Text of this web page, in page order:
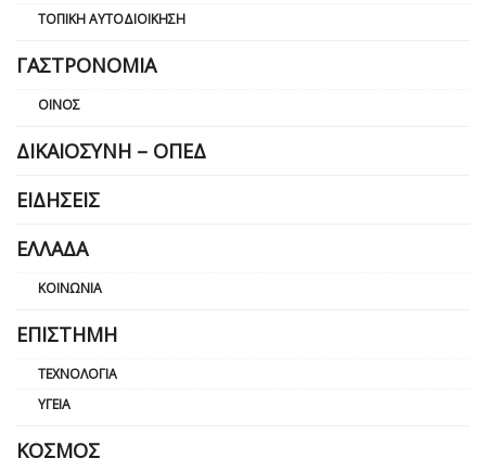
ΤΟΠΙΚΉ ΑΥΤΟΔΙΟΊΚΗΣΗ
ΓΑΣΤΡΟΝΟΜΊΑ
ΟΊΝΟΣ
ΔΙΚΑΙΟΣΎΝΗ – ΟΠΕΔ
ΕΙΔΉΣΕΙΣ
ΕΛΛΆΔΑ
ΚΟΙΝΩΝΊΑ
ΕΠΙΣΤΉΜΗ
ΤΕΧΝΟΛΟΓΊΑ
ΥΓΕΊΑ
ΚΌΣΜΟΣ